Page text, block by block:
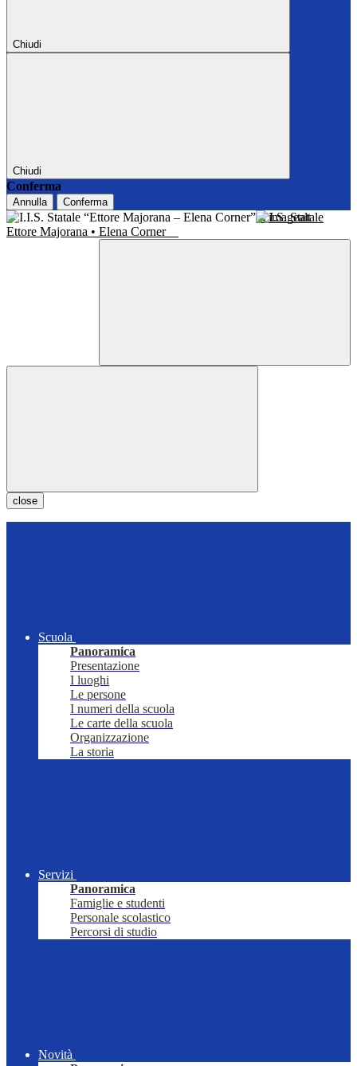
Chiudi
Chiudi
Conferma
Annulla Conferma
I.I.S. Statale
Ettore Majorana • Elena Corner
close
Scuola
Panoramica
Presentazione
I luoghi
Le persone
I numeri della scuola
Le carte della scuola
Organizzazione
La storia
Servizi
Panoramica
Famiglie e studenti
Personale scolastico
Percorsi di studio
Novità